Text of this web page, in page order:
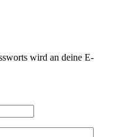
wird an deine E-